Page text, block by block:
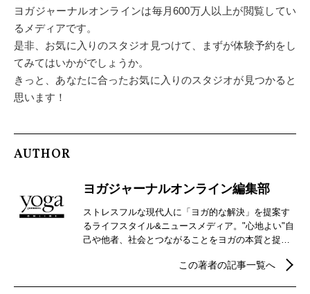
ヨガジャーナルオンラインは毎月600万人以上が閲覧してい
るメディアです。
是非、お気に入りのスタジオ見つけて、まずが体験予約をし
てみてはいかがでしょうか。
きっと、あなたに合ったお気に入りのスタジオが見つかると
思います！
AUTHOR
ヨガジャーナルオンライン編集部
ストレスフルな現代人に「ヨガ的な解決」を提案す
るライフスタイル&ニュースメディア。"心地よい"自
己や他者、社会とつながることをヨガの本質と捉
などウェルビーイングを実現するための情報を発
この著者の記事一覧へ